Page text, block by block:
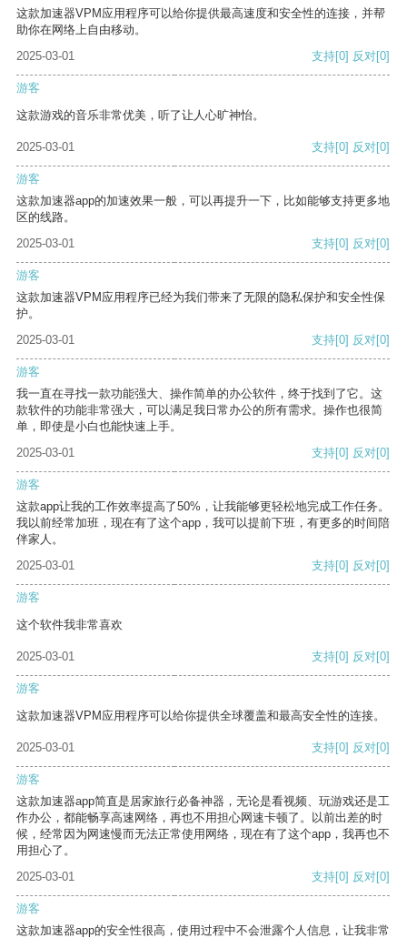
这款加速器VPM应用程序可以给你提供最高速度和安全性的连接，并帮
助你在网络上自由移动。
2025-03-01
支持[0] 反对[0]
游客
这款游戏的音乐非常优美，听了让人心旷神怡。
2025-03-01 支持[0] 反对[0]
游客
这款加速器app的加速效果一般，可以再提升一下，比如能够支持更多地
区的线路。
2025-03-01
支持[0] 反对[0]
游客
这款加速器VPM应用程序已经为我们带来了无限的隐私保护和安全性保
护。
2025-03-01
支持[0] 反对[0]
游客
我一直在寻找一款功能强大、操作简单的办公软件，终于找到了它。这
款软件的功能非常强大，可以满足我日常办公的所有需求。操作也很简
单，即使是小白也能快速上手。
2025-03-01
支持[0] 反对[0]
游客
这款app让我的工作效率提高了50%，让我能够更轻松地完成工作任务。
我以前经常加班，现在有了这个app，我可以提前下班，有更多的时间陪
伴家人。
2025-03-01
支持[0] 反对[0]
游客
这个软件我非常喜欢
2025-03-01 支持[0] 反对[0]
游客
这款加速器VPM应用程序可以给你提供全球覆盖和最高安全性的连接。
2025-03-01 支持[0] 反对[0]
游客
这款加速器app简直是居家旅行必备神器，无论是看视频、玩游戏还是工
作办公，都能畅享高速网络，再也不用担心网速卡顿了。以前出差的时
候，经常因为网速慢而无法正常使用网络，现在有了这个app，我再也不
用担心了。
2025-03-01
支持[0] 反对[0]
游客
这款加速器app的安全性很高，使用过程中不会泄露个人信息，让我非常